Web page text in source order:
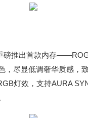
磅推出首款内存
，尽显低调奢华质感，
灯效，支持AURA